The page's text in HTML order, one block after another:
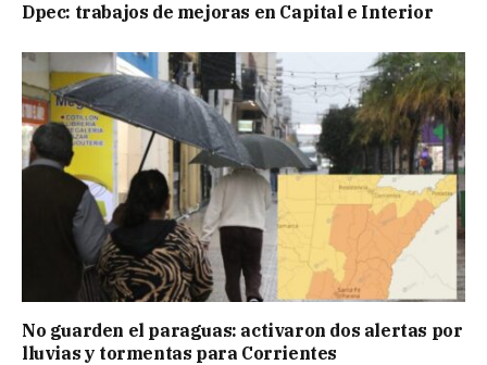
Dpec: trabajos de mejoras en Capital e Interior
No guarden el paraguas: activaron dos alertas por
lluvias y tormentas para Corrientes